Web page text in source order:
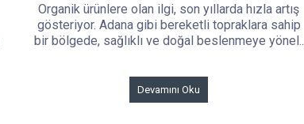
Organik ürünlere olan ilgi, son yıllarda hızla artış
gösteriyor. Adana gibi bereketli topraklara sahip
bir bölgede, sağlıklı ve doğal beslenmeye yönel..
Devamını Oku